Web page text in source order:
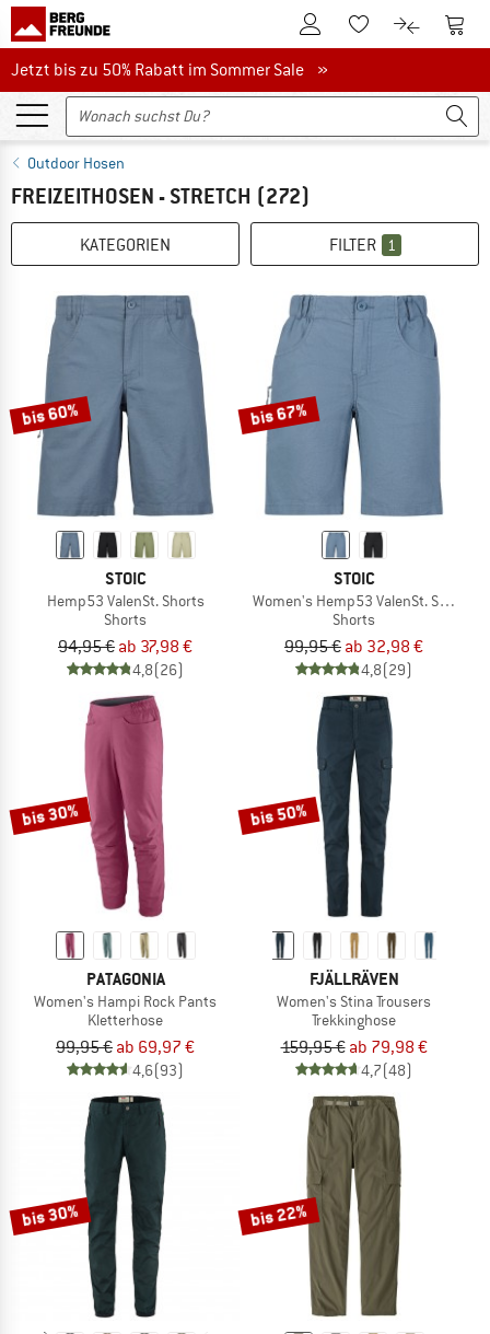
Zum KundenkontoZum Merkzettel.
Zum Zum
Jetzt bis zu 50% Rabatt im Sommer Sale
Jetzt bis zu 50% Rabatt im Sommer Sale »
Outdoor Hosen
FREIZEITHOSEN - STRETCH (272)
KATEGORIEN FILTER 1
bis 60%
STOIC
Hemp53 ValenSt. Shorts
Shorts
94,95 € ab 37,98 €
4,8(26)
bis 67%
STOIC
Women's Hemp53 ValenSt. Shorts
Shorts
99,95 € ab 32,98 €
4,8(29)
bis 30%
PATAGONIA
Women's Hampi Rock Pants
Kletterhose
99,95 € ab 69,97 €
4,6(93)
bis 50%
FJÄLLRÄVEN
Women's Stina Trousers
Trekkinghose
159,95 € ab 79,98 €
4,7(48)
bis 30% bis 22%